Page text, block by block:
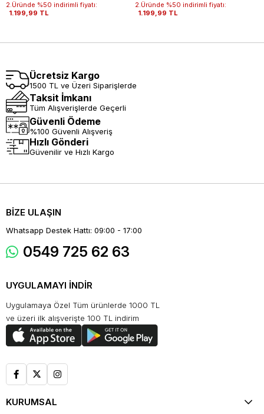
2.Üründe %50 indirimli fiyatı:
1.199,99 TL
2.Üründe %50 indirimli fiyatı:
1.199,99 TL
Ücretsiz Kargo
1500 TL ve Üzeri Siparişlerde
Taksit İmkanı
Tüm Alışverişlerde Geçerli
Güvenli Ödeme
%100 Güvenli Alışveriş
Hızlı Gönderi
Güvenilir ve Hızlı Kargo
BİZE ULAŞIN
Whatsapp Destek Hattı: 09:00 - 17:00
0549 725 62 63
UYGULAMAYI İNDİR
Uygulamaya Özel Tüm ürünlerde 1000 TL
ve üzeri ilk alışverişte 100 TL indirim
KURUMSAL